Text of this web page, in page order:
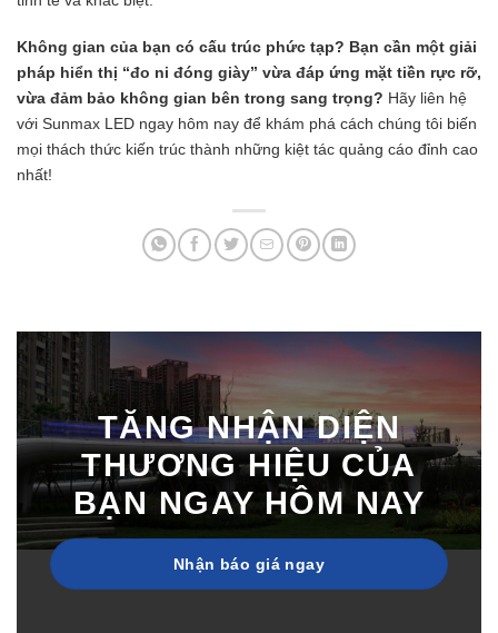
Không gian của bạn có cấu trúc phức tạp? Bạn cần một giải
pháp hiển thị “đo ni đóng giày” vừa đáp ứng mặt tiền rực rỡ,
vừa đảm bảo không gian bên trong sang trọng? Hãy liên hệ
với Sunmax LED ngay hôm nay để khám phá cách chúng tôi biến
mọi thách thức kiến trúc thành những kiệt tác quảng cáo đỉnh cao
nhất!
TĂNG NHẬN DIỆN
THƯƠNG HIỆU CỦA
BẠN NGAY HÔM NAY
Nhận báo giá ngay